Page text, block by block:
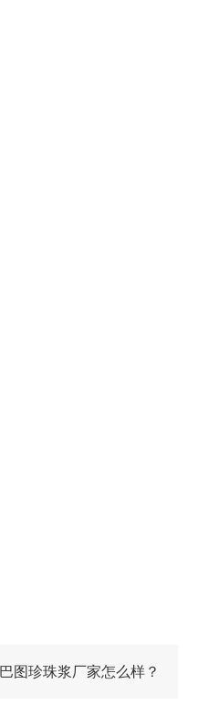
巴图珍珠浆厂家怎么样？